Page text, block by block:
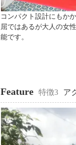
コンパクト設計にもか
屈ではあるが大人の女
能です。
Feature 特徴3 ア